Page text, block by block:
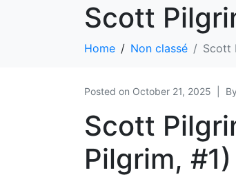
Scott
Home Non classé Scott
Posted on October 21, 2025 By
Scott
Pilgrim,